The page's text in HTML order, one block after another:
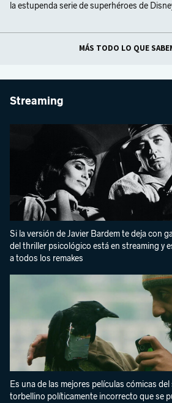
la estupenda serie de superhéroes de
MÁS TODO LO QUE
Streaming
Si la versión de Javier Bardem te deja con
del thriller psicológico está en streaming y
a todos los remakes
Es una de las mejores películas cómicas
torbellino políticamente incorrecto que se